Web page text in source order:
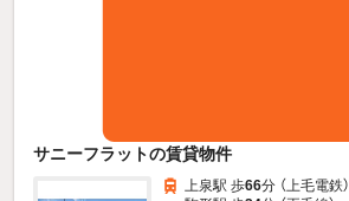
サニーフラットの賃貸物件
上泉駅 歩66分 （上毛電鉄）